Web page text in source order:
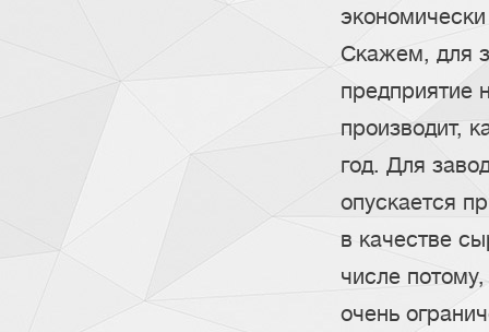
Скажем, для
предприятие
производит,
год. Для
опускается
в качестве
числе
очень